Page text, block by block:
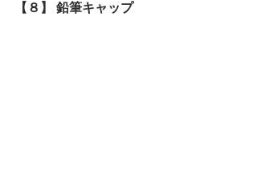
【８】 鉛筆キャップ